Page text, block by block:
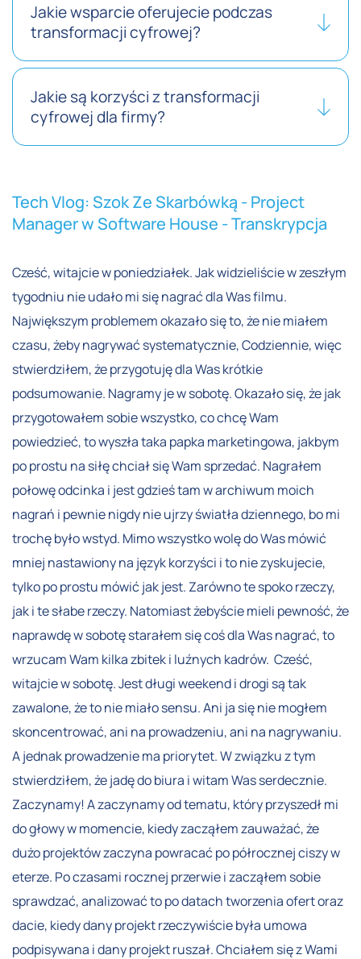
Jakie wsparcie oferujecie podczas
transformacji cyfrowej?
Jakie są korzyści z transformacji
cyfrowej dla firmy?
Tech Vlog: Szok Ze Skarbówką - Project
Manager w Software House - Transkrypcja
Cześć, witajcie w poniedziałek. Jak widzieliście w zeszłym
tygodniu nie udało mi się nagrać dla Was filmu.
Największym problemem okazało się to, że nie miałem
czasu, żeby nagrywać systematycznie, Codziennie, więc
stwierdziłem, że przygotuję dla Was krótkie
podsumowanie. Nagramy je w sobotę. Okazało się, że jak
przygotowałem sobie wszystko, co chcę Wam
powiedzieć, to wyszła taka papka marketingowa, jakbym
po prostu na siłę chciał się Wam sprzedać. Nagrałem
połowę odcinka i jest gdzieś tam w archiwum moich
nagrań i pewnie nigdy nie ujrzy światła dziennego, bo mi
trochę było wstyd. Mimo wszystko wolę do Was mówić
mniej nastawiony na język korzyści i to nie zyskujecie,
tylko po prostu mówić jak jest. Zarówno te spoko rzeczy,
jak i te słabe rzeczy. Natomiast żebyście mieli pewność, że
naprawdę w sobotę starałem się coś dla Was nagrać, to
wrzucam Wam kilka zbitek i luźnych kadrów. Cześć,
witajcie w sobotę. Jest długi weekend i drogi są tak
zawalone, że to nie miało sensu. Ani ja się nie mogłem
skoncentrować, ani na prowadzeniu, ani na nagrywaniu.
A jednak prowadzenie ma priorytet. W związku z tym
stwierdziłem, że jadę do biura i witam Was serdecznie.
Zaczynamy! A zaczynamy od tematu, który przyszedł mi
do głowy w momencie, kiedy zacząłem zauważać, że
dużo projektów zaczyna powracać po półrocznej ciszy w
eterze. Po czasami rocznej przerwie i zacząłem sobie
sprawdzać, analizować to po datach tworzenia ofert oraz
dacie, kiedy dany projekt rzeczywiście była umowa
podpisywana i dany projekt ruszał. Chciałem się z Wami